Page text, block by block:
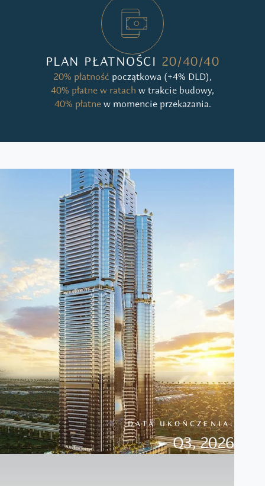
PLAN PŁATNOŚCI 20/40/40
20% płatność początkowa (+4% DLD),
40% płatne w ratach w trakcie budowy,
40% płatnew momencie przekazania.
DATA UKOŃCZENIA:
Q3, 2026